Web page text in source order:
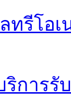
ทรีโอ
ริการรั